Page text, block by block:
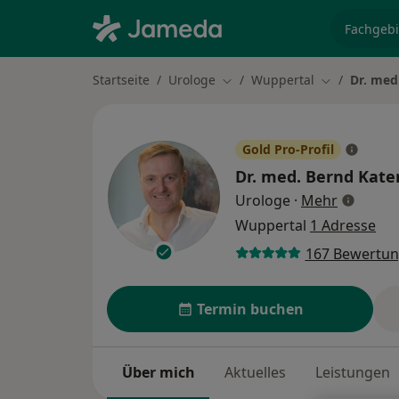
Startseite Urologe Stadt ändern
Wuppertal Stadt ändern
Dr.
Gold Pro-Profil
Dr. med. Bernd
Urologe · Mehrüber
Wuppertal 1 Adresse
167
Termin buchen
Über mich Aktuelles Leistungen